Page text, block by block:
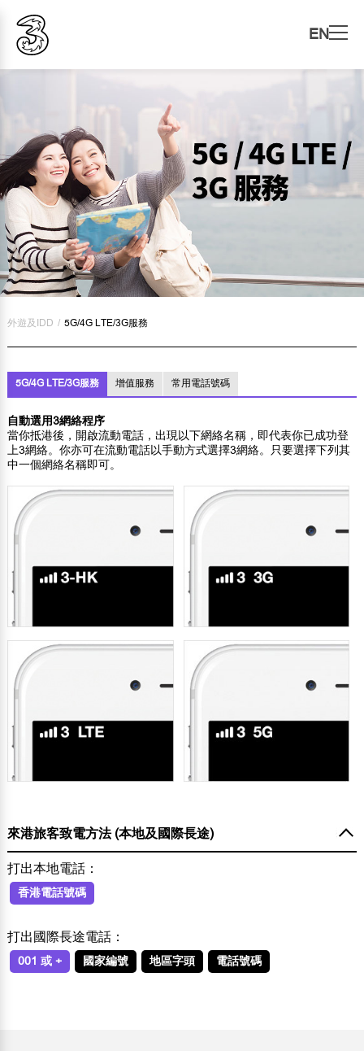
EN
外遊及IDD / 5G/4G LTE/3G服務
5G/4G LTE/3G服務 增值服務 常用電話號碼
自動選用3網絡程序
當你抵港後，開啟流動電話，出現以下網絡名稱，即代表你已成功登
上3網絡。你亦可在流動電話以手動方式選擇3網絡。只要選擇下列其
中一個網絡名稱即可。
來港旅客致電方法 (本地及國際長途)
打出本地電話：
香港電話號碼
打出國際長途電話：
001 或 + 國家編號 地區字頭 電話號碼